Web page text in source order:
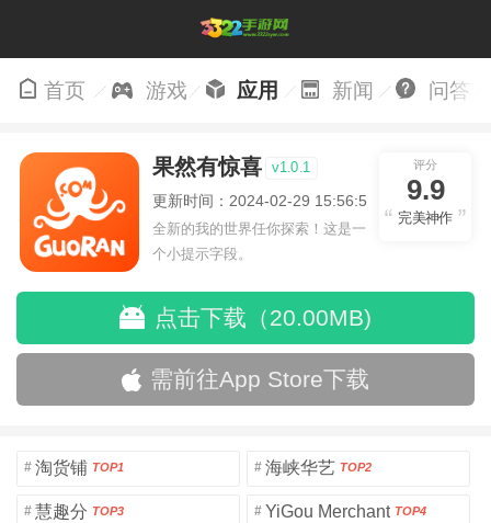
首页 游戏 应用 新闻 问答
果然有惊喜 v1.0.1
更新时间：2024-02-29 15:56:53
全新的我的世界任你探索！这是一
个小提示字段。
评分
9.9
完美神作
点击下载（20.00MB)
需前往App Store下载
# 淘货铺 TOP1 # 海峡华艺 TOP2
# 慧趣分 TOP3 # YiGou Merchant TOP4